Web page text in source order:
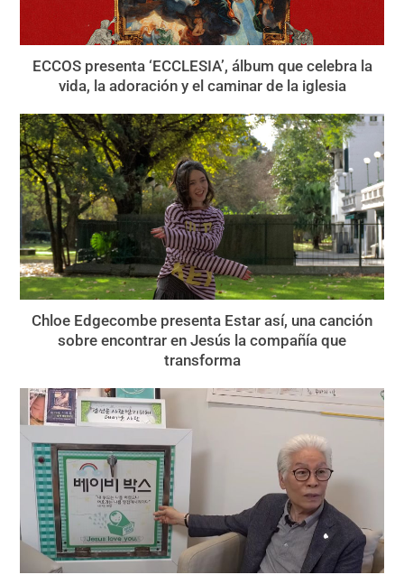
ECCOS presenta ‘ECCLESIA’, álbum que celebra la
vida, la adoración y el caminar de la iglesia
Chloe Edgecombe presenta Estar así, una canción
sobre encontrar en Jesús la compañía que
transforma